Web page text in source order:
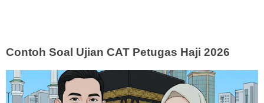
Contoh Soal Ujian CAT Petugas Haji 2026